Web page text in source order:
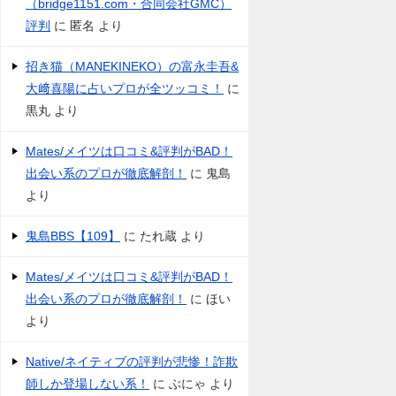
（bridge1151.com・合同会社GMC）
評判 に 匿名 より
招き猫（MANEKINEKO）の富永圭吾&
大﨑喜陽に占いプロが全ツッコミ！
に
黒丸 より
Mates/メイツは口コミ&評判がBAD！
出会い系のプロが徹底解剖！
に 鬼島
より
鬼島BBS【109】 に たれ蔵 より
Mates/メイツは口コミ&評判がBAD！
出会い系のプロが徹底解剖！
に ほい
より
Native/ネイティブの評判が悲惨！詐欺
師しか登場しない系！
に ぶにゃ より